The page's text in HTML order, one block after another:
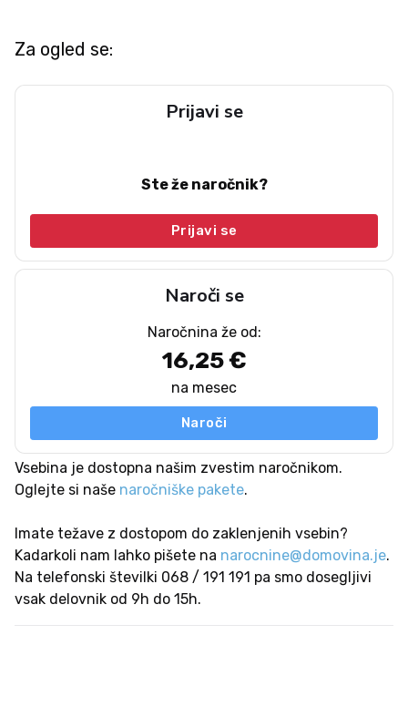
Za ogled se:
Prijavi se
Ste že naročnik?
Prijavi se
Naroči se
Naročnina že od:
16,25 €
na mesec
Naroči
Vsebina je dostopna našim zvestim naročnikom.
Oglejte si naše naročniške pakete.
Imate težave z dostopom do zaklenjenih vsebin?
Kadarkoli nam lahko pišete na narocnine@domovina.je.
Na telefonski številki 068 / 191 191 pa smo dosegljivi
vsak delovnik od 9h do 15h.